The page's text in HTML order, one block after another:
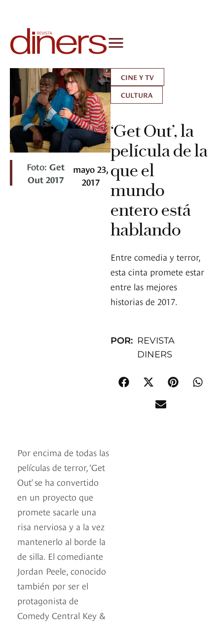
Foto: Get
Out 2017
mayo 23,
2017
CINE Y TV
CULTURA
‘Get Out’, la
película de la
que el
mundo
entero está
hablando
Entre comedia y terror,
esta cinta promete estar
entre las mejores
historias de 2017.
POR: REVISTA
DINERS
Por encima de todas las
películas de terror, ‘Get
Out’ se ha convertido
en un proyecto que
promete sacarle una
risa nerviosa y a la vez
mantenerlo al borde la
de silla. El comediante
Jordan Peele, conocido
también por ser el
protagonista de
Comedy Central Key &